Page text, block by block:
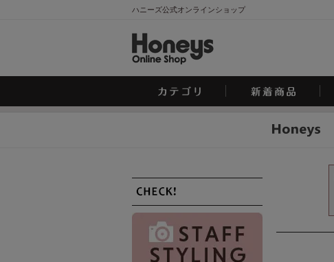
ハニーズ公式オンラインショップ